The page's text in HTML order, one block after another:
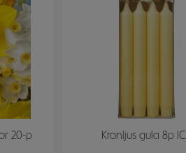
20-p
Kronljus gula 8p